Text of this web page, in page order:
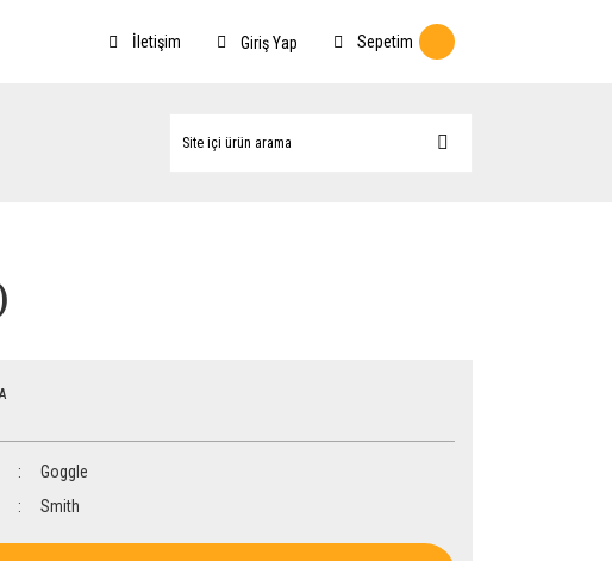
İletişim Giriş Yap Sepetim
Goggle
Smith